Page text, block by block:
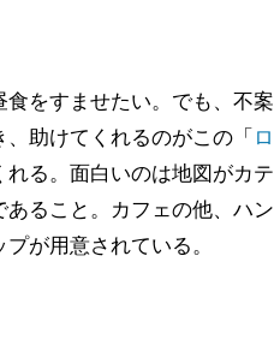
をすませたい。でも、不案
助けてくれるのがこの「 ロ
る。面白いのは地図がカテ
ること。カフェの他、ハン
が用意されている。